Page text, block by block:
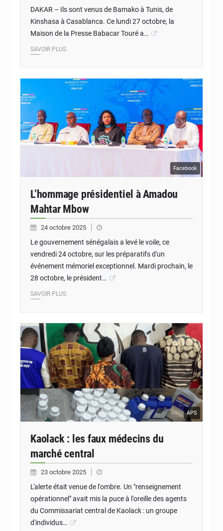
DAKAR – Ils sont venus de Bamako à Tunis, de
Kinshasa à Casablanca. Ce lundi 27 octobre, la
Maison de la Presse Babacar Touré a…
SAVOIR PLUS
Facebook
L’hommage présidentiel à Amadou
Mahtar Mbow
24 octobre 2025
Le gouvernement sénégalais a levé le voile, ce
vendredi 24 octobre, sur les préparatifs d'un
événement mémoriel exceptionnel. Mardi prochain, le
28 octobre, le président…
SAVOIR PLUS
APS
Kaolack : les faux médecins du
marché central
23 octobre 2025
L'alerte était venue de l'ombre. Un "renseignement
opérationnel" avait mis la puce à l'oreille des agents
du Commissariat central de Kaolack : un groupe
d'individus…